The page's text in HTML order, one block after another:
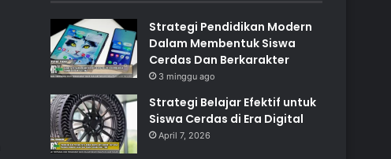
Strategi Pendidikan Modern
Dalam Membentuk Siswa
Cerdas Dan Berkarakter
3 minggu ago
Strategi Belajar Efektif untuk
Siswa Cerdas di Era Digital
April 7, 2026